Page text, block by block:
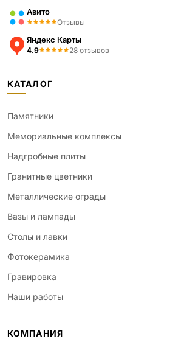
Авито
Отзывы
Яндекс Карты
4.9 28 отзывов
КАТАЛОГ
Памятники
Мемориальные комплексы
Надгробные плиты
Гранитные цветники
Металлические ограды
Вазы и лампады
Столы и лавки
Фотокерамика
Гравировка
Наши работы
КОМПАНИЯ